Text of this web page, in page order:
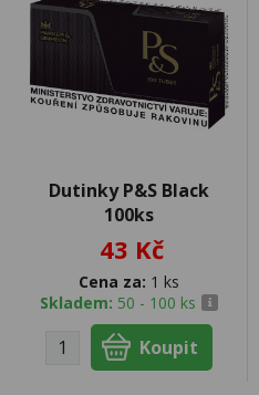
Dutinky P&S Black
100ks
43 Kč
Cena za: 1 ks
Skladem: 50 - 100 ks